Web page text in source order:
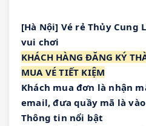
[Hà Nội] Vé rẻ Thủy Cung
vui chơi
KHÁCH HÀNG ĐĂNG KÝ
MUA VÉ TIẾT KIỆM
Khách mua đơn là nhận
email, đưa quầy mã là vào
Thông tin nổi bật